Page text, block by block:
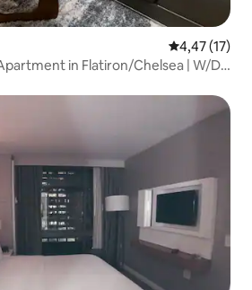
4,47 (17)
in Flatiron/Chelsea | W/D